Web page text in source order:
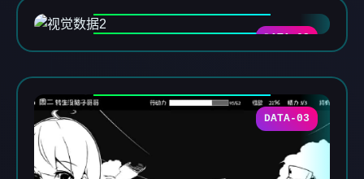
DATA-02
DATA-03